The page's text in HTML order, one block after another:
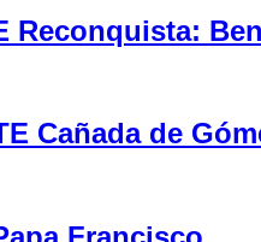
Reconquista:
Cañada de